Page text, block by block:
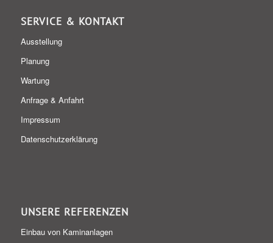
SERVICE & KONTAKT
Ausstellung
Planung
Wartung
Anfrage & Anfahrt
Impressum
Datenschutzerklärung
UNSERE REFERENZEN
Einbau von Kaminanlagen